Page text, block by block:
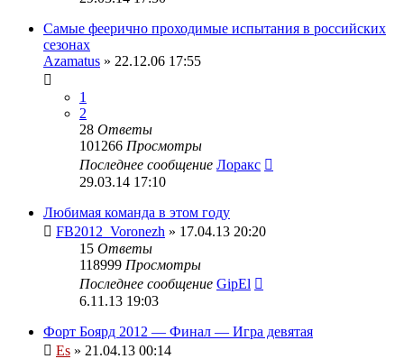
Самые феерично проходимые испытания в российских
сезонах
Azamatus » 22.12.06 17:55
1
2
28 Ответы
101266 Просмотры
Последнее сообщение Лоракс
29.03.14 17:10
Любимая команда в этом году
FB2012_Voronezh » 17.04.13 20:20
15 Ответы
118999 Просмотры
Последнее сообщение GipEl
6.11.13 19:03
Форт Боярд 2012 — Финал — Игра девятая
Es » 21.04.13 00:14